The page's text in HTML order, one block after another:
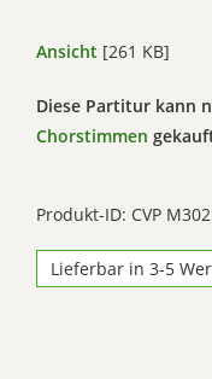
Ansicht [261 KB]
Diese Partitur kann
Chorstimmen
Produkt-ID: CVP
Lieferbar in 3-5